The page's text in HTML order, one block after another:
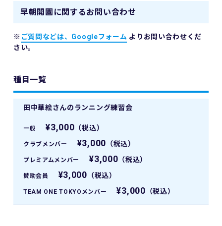
早朝開園に関するお問い合わせ
※ ご質問などは、Googleフォーム よりお問い合わせくだ
さい。
種目一覧
田中華絵さんのランニング練習会
一般 ¥3,000 （税込）
クラブメンバー ¥3,000 （税込）
プレミアムメンバー ¥3,000 （税込）
賛助会員 ¥3,000 （税込）
TEAM ONE TOKYOメンバー ¥3,000 （税込）